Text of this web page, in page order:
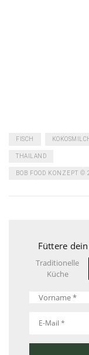
FISCH
THAILAND
BOB FOOD KONZEPT ©
Füttere
Traditionelle
Küche